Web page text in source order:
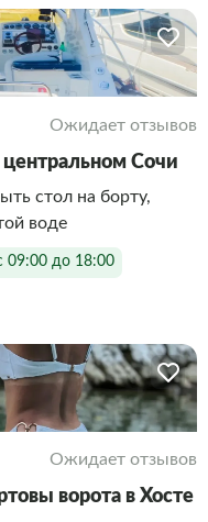
Ожидает отзывов
центральном Сочи
стол на борту,
воде
09:00 до 18:00
Ожидает отзывов
ворота в Хосте